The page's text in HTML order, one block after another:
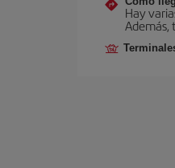
Hay
Además,